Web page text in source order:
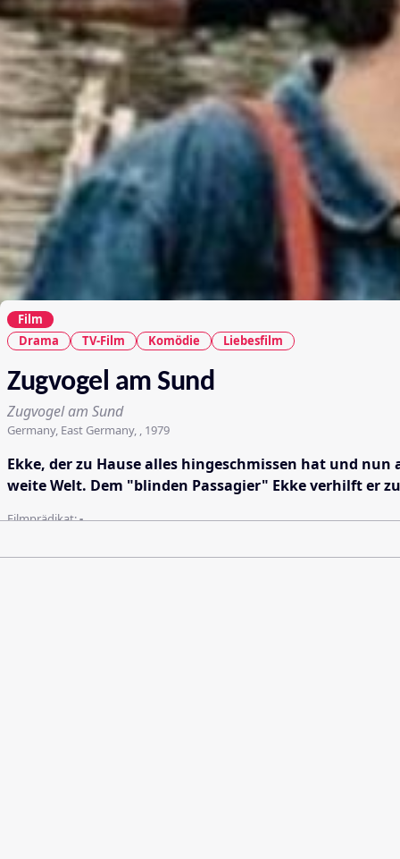
Film
Drama
TV-Film Komödie Liebesfilm
Zugvogel am Sund
Zugvogel am Sund
Germany, East Germany, , 1979
Ekke, der zu Hause alles hingeschmissen hat und
weite Welt. Dem "blinden Passagier" Ekke verhilft er
Filmprädikat:-